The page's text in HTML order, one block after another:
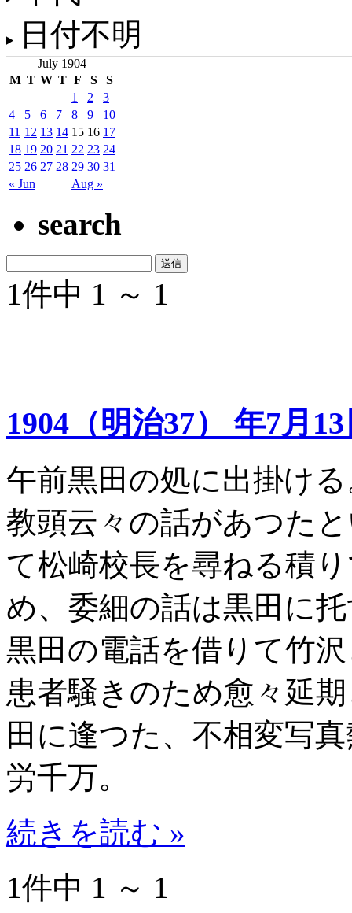
日付不明
July 1904
M T W T F S S
« Jun Aug »
1 2
3
4
5 6 7 8 9
10
11 12 13 14 15 16 17
18 19 20 21 22 23 24
25 26 27 28 29 30 31
search
1件中 1 ～ 1
1904（明治37） 年7月
午前黒田の処に出掛け
教頭云々の話があつた
て松崎校長を尋ねる積
め、委細の話は黒田に
黒田の電話を借りて竹
患者騒きのため愈々延
田に逢つた、不相変写
労千万。
続きを読む »
1件中 1 ～ 1